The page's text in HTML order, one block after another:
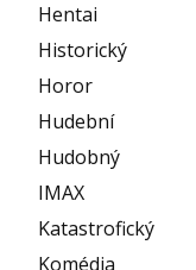
Hentai
Historický
Horor
Hudební
Hudobný
IMAX
Katastrofický
Komédia